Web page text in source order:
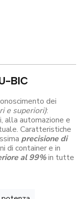
BIC
dei
e superiori):
alla automazione e
Caratteristiche
precisione di
di container e in
al 99%in tutte